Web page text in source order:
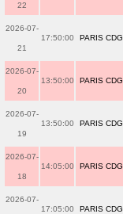
22
2026-07-
21
17:50:00 PARIS CDG
2026-07-
20
13:50:00 PARIS CDG
2026-07-
19
13:50:00 PARIS CDG
2026-07-
18
14:05:00 PARIS CDG
2026-07-
17:05:00 PARIS CDG